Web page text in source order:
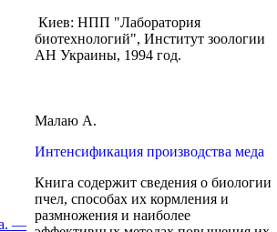
Киев: НПП "Лаборатория
биотехнологий", Институт зоологии
АН Украины, 1994 год.
Малаю А.
Интенсификация производства меда
Книга содержит сведения о биологии
пчел, способах их кормления и
размножения и наиболее